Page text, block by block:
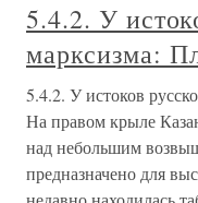
5.4.2. У
марксизма:
5.4.2. У истоков
На правом крыле
над небольшим
предназначено для